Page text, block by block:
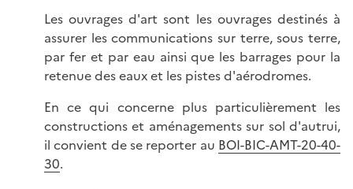
Les ouvrages d'art sont les ouvrages destinés à
assurer les communications sur terre, sous terre,
par fer et par eau ainsi que les barrages pour la
retenue des eaux et les pistes d'aérodromes.
En ce qui concerne plus particulièrement les
constructions et aménagements sur sol d'autrui,
il convient de se reporter au BOI-BIC-AMT-20-40-
30.